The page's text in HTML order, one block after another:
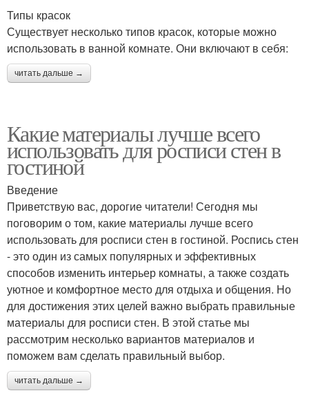
Типы красок
Существует несколько типов красок, которые можно
использовать в ванной комнате. Они включают в себя:
читать дальше →
Какие материалы лучше всего
использовать для росписи стен в
гостиной
Введение
Приветствую вас, дорогие читатели! Сегодня мы
поговорим о том, какие материалы лучше всего
использовать для росписи стен в гостиной. Роспись стен
- это один из самых популярных и эффективных
способов изменить интерьер комнаты, а также создать
уютное и комфортное место для отдыха и общения. Но
для достижения этих целей важно выбрать правильные
материалы для росписи стен. В этой статье мы
рассмотрим несколько вариантов материалов и
поможем вам сделать правильный выбор.
читать дальше →